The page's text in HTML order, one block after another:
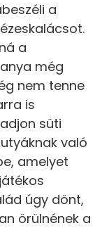
a
a
még
nem tenne
is
süti
való
amelyet
úgy dönt,
örülnének a